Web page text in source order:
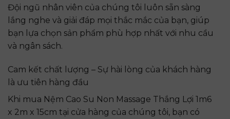
Đội ngũ nhân viên của chúng tôi luôn sẵn sàng
lắng nghe và giải đáp mọi thắc mắc của bạn, giúp
bạn lựa chọn sản phẩm phù hợp nhất với nhu cầu
và ngân sách.
Cam kết chất lượng – Sự hài lòng của khách hàng
là ưu tiên hàng đầu
Khi mua Nệm Cao Su Non Massage Thắng Lợi 1m6
x 2m x 15cm tại cửa hàng của chúng tôi, bạn có